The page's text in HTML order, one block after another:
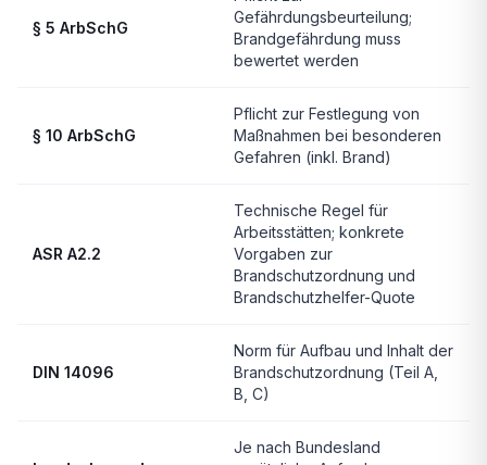
§ 5 ArbSchG
Gefährdungsbeurteilung;
Brandgefährdung muss
bewertet werden
§ 10 ArbSchG
Pflicht zur Festlegung von
Maßnahmen bei besonderen
Gefahren (inkl. Brand)
ASR A2.2
Technische Regel für
Arbeitsstätten; konkrete
Vorgaben zur
Brandschutzordnung und
Brandschutzhelfer-Quote
DIN 14096
Norm für Aufbau und Inhalt der
Brandschutzordnung (Teil A,
B, C)
Je nach Bundesland